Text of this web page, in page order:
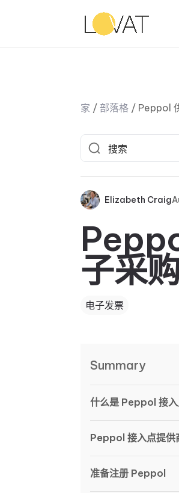
家 / 部落格 / Peppol
Elizabeth Craig
子采
电子发票
Summary
什么是 Peppol 接
Peppol 接入点提供
准备注册 Peppol